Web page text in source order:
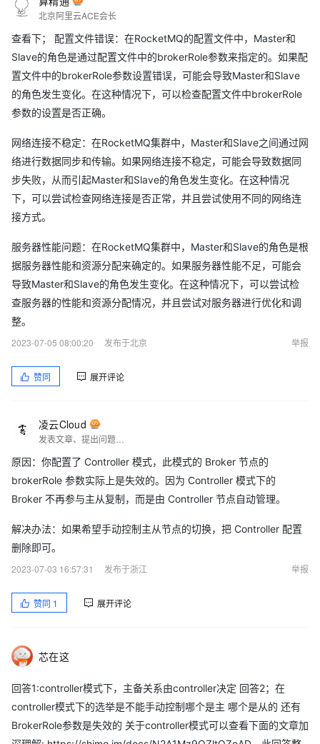
北京阿里云ACE会长
查看下； 配置文件错误：在RocketMQ的配置文件中，Master和
Slave的角色是通过配置文件中的brokerRole参数来指定的。如果配
置文件中的brokerRole参数设置错误，可能会导致Master和Slave
的角色发生变化。在这种情况下，可以检查配置文件中brokerRole
参数的设置是否正确。
网络连接不稳定：在RocketMQ集群中，Master和Slave之间通过网
络进行数据同步和传输。如果网络连接不稳定，可能会导致数据同
步失败，从而引起Master和Slave的角色发生变化。在这种情况
下，可以尝试检查网络连接是否正常，并且尝试使用不同的网络连
接方式。
服务器性能问题：在RocketMQ集群中，Master和Slave的角色是根
据服务器性能和资源分配来确定的。如果服务器性能不足，可能会
导致Master和Slave的角色发生变化。在这种情况下，可以尝试检
查服务器的性能和资源分配情况，并且尝试对服务器进行优化和调
整。
2023-07-05 08:00:20
发布于北京 举报
赞同 展开评论
凌云Cloud
原因：你配置了 Controller 模式，此模式的 Broker 节点的
brokerRole 参数实际上是失效的。因为 Controller 模式下的
Broker 不再参与主从复制，而是由 Controller 节点自动管理。
解决办法：如果希望手动控制主从节点的切换，把 Controller 配置
删除即可。
2023-07-03 16:57:31
发布于浙江 举报
赞同 1 展开评论
芯在这
回答1:controller模式下，主备关系由controller决定 回答2；在
controller模式下的选举是不能手动控制哪个是主 哪个是从的 还有
BrokerRole参数是失效的 关于controller模式可以查看下面的文章加